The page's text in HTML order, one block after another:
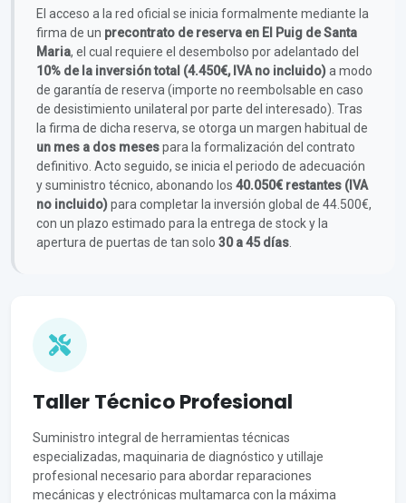
El acceso a la red oficial se inicia formalmente mediante la
firma de un precontrato de reserva en El Puig de Santa
Maria, el cual requiere el desembolso por adelantado del
10% de la inversión total (4.450€, IVA no incluido)a modo
de garantía de reserva (importe no reembolsable en caso
de desistimiento unilateral por parte del interesado). Tras
la firma de dicha reserva, se otorga un margen habitual de
un mes a dos mesespara la formalización del contrato
definitivo. Acto seguido, se inicia el periodo de adecuación
y suministro técnico, abonando los 40.050€ restantes (IVA
no incluido)para completar la inversión global de 44.500€,
con un plazo estimado para la entrega de stock y la
apertura de puertas de tan solo 30 a 45 días
Taller Técnico Profesional
Suministro integral de herramientas técnicas
especializadas, maquinaria de diagnóstico y utillaje
profesional necesario para abordar reparaciones
mecánicas y electrónicas multamarca con la máxima